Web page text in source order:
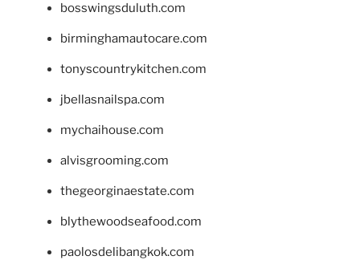
bosswingsduluth.com
birminghamautocare.com
tonyscountrykitchen.com
jbellasnailspa.com
mychaihouse.com
alvisgrooming.com
thegeorginaestate.com
blythewoodseafood.com
paolosdelibangkok.com